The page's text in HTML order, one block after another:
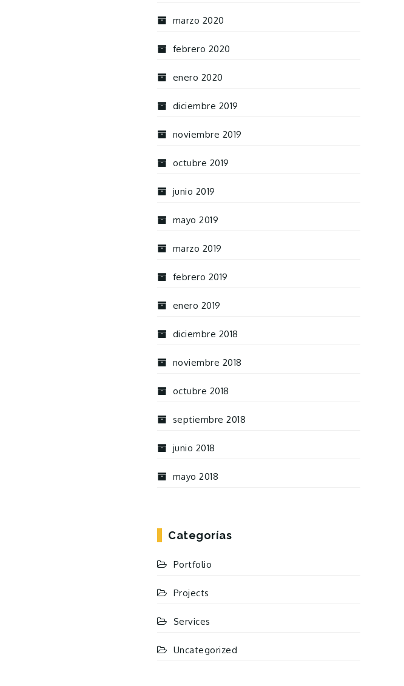
marzo 2020
febrero 2020
enero 2020
diciembre 2019
noviembre 2019
octubre 2019
junio 2019
mayo 2019
marzo 2019
febrero 2019
enero 2019
diciembre 2018
noviembre 2018
octubre 2018
septiembre 2018
junio 2018
mayo 2018
Categorías
Portfolio
Projects
Services
Uncategorized